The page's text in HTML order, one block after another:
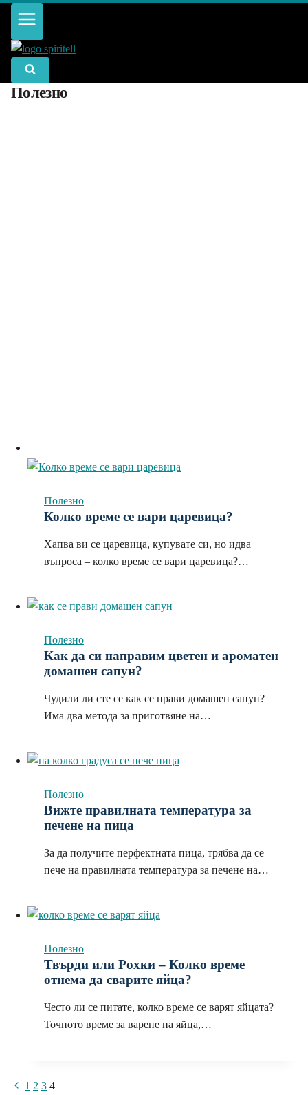
Към
съдържанието
Полезно
Полезно
Колко време се вари царевица?
Хапва ви се царевица, купувате си, но идва
въпроса – колко време се вари царевица?…
Полезно
Как да си направим цветен и ароматен
домашен сапун?
Чудили ли сте се как се прави домашен сапун?
Има два метода за приготвяне на…
Полезно
Вижте правилната температура за
печене на пица
За да получите перфектната пица, трябва да се
пече на правилната температура за печене на…
Полезно
Твърди или Рохки – Колко време
отнема да сварите яйцa?
Често ли се питате, колко време се варят яйцата?
Точното време за варене на яйца,…
Навигация
Предишна
1 2 3 4